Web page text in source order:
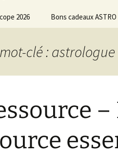
2026 Bons cadeaux ASTRO
clé : astrologue